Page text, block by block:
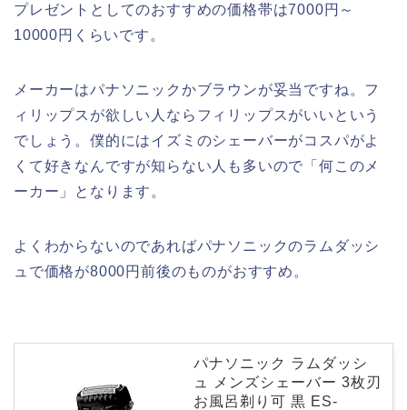
プレゼントとしてのおすすめの価格帯は7000円～
10000円くらいです。
メーカーはパナソニックかブラウンが妥当ですね。フ
ィリップスが欲しい人ならフィリップスがいいという
でしょう。僕的にはイズミのシェーバーがコスパがよ
くて好きなんですが知らない人も多いので「何このメ
ーカー」となります。
よくわからないのであればパナソニックのラムダッシ
ュで価格が8000円前後のものがおすすめ。
パナソニック ラムダッシ
ュ メンズシェーバー 3枚刃
お風呂剃り可 黒 ES-